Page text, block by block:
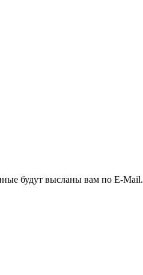
будут высланы вам по E-Mail.